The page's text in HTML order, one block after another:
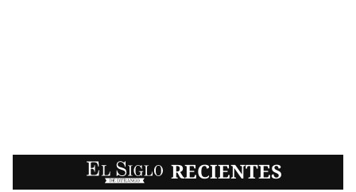
EL SIGLO RECIENTES